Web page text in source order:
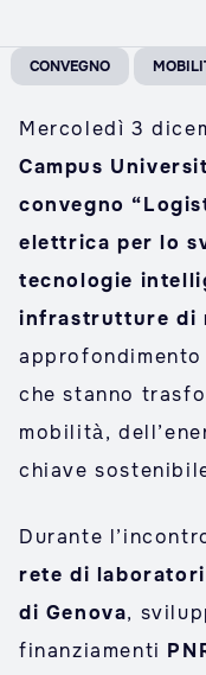
CONVEGNO
Mercoledì 3
Campus
convegno
elettrica per lo
tecnologie
infrastrutture di
che stanno
mobilità,
chiave
Durante
rete di
di Genova,
finanziamenti